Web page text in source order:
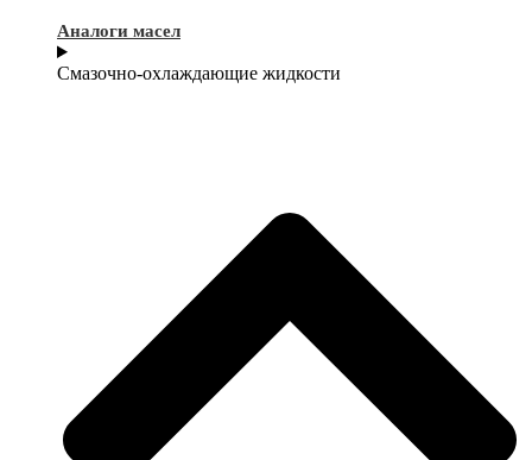
Аналоги масел
Смазочно-охлаждающие жидкости